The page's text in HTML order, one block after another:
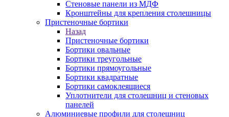
Стеновые панели из МДФ
Кронштейны для крепления столешницы
Пристеночные бортики
Назад
Пристеночные бортики
Бортики овальные
Бортики треугольные
Бортики прямоугольные
Бортики квадратные
Бортики самоклеящиеся
Уплотнители для столешниц и стеновых
панелей
Алюминиевые профили для столешниц